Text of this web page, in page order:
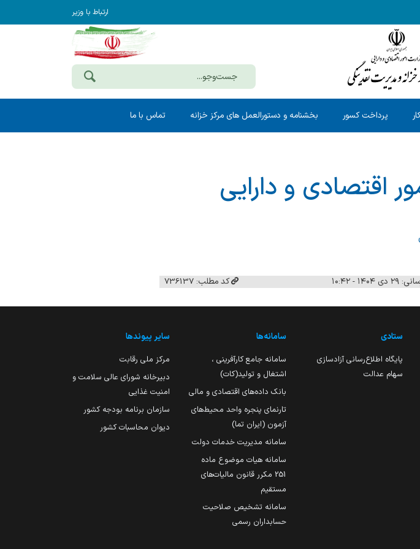
ارتباط با وزیر
پرداخت کسور بخشنامه و دستورالعمل های مرکز خزانه تماس با ما
اقتصادی و دارایی
- ۱۰:۴۲ کد مطلب: 736137
ستادی
پایگاه اطلاع‌رسانی آزادسازی
سهام عدالت
سامانه‌ها
سامانه جامع کارآفرینی ،
اشتغال و تولید(کات)
بانک داده‌های اقتصادی و مالی
تارنمای پنجره واحد محیط‌های
آزمون (ایران تما)
سامانه مدیریت خدمات دولت
سامانه هیات موضوع ماده
251 مکرر قانون مالیات‌های
مستقیم
سامانه تشخیص صلاحیت
حسابداران رسمی
سایر پیوندها
مرکز ملی رقابت
دبیرخانه شورای عالی سلامت و
امنیت غذایی
سازمان برنامه بودجه کشور
دیوان محاسبات کشور